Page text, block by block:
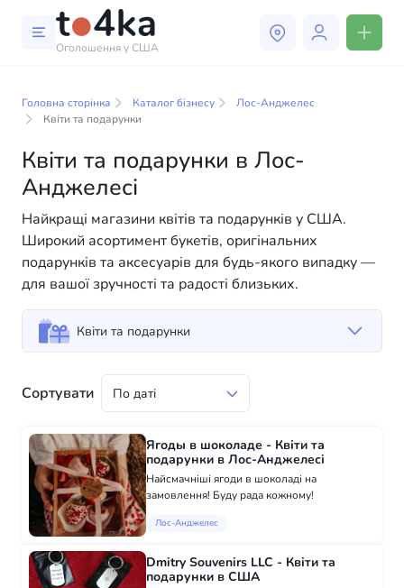
Оголошення у США
Анджелесі
широкий вибір компаній та спеціалістів, готових
допомогти людям адаптуватися до життя в США. Ми
пропонуємо різноманітні рішення як для фізичних,
так і для юридичних осіб, щоб зробити ваше життя в
Америці більш комфортним та зручним. Від
професійних консультацій до повсякденної
допомоги — у нас є все необхідне для успішного
старту вашого нового життя в США
Головна сторінка Каталог бізнесу
Лос-Анджелес
Квіти та подарунки
Квіти та подарунки в Лос-
Анджелесі
Найкращі магазини квітів та подарунків у США.
Широкий асортимент букетів, оригінальних
подарунків та аксесуарів для будь-якого випадку —
для вашої зручності та радості близьких.
Квіти та подарунки
Сортувати
Ягоды в шоколаде - Квіти та
подарунки в Лос-Анджелесі
Найсмачніші ягоди в шоколаді на
замовлення! Буду рада кожному!
Лос-Анджелес
Dmitry Souvenirs LLC - Квіти та
подарунки в США